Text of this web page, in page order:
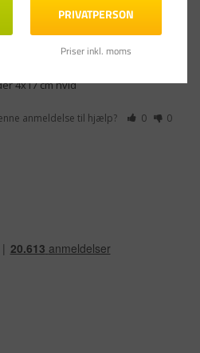
havde været mere brugbart.
4x17 cm hvid
anmeldelse til hjælp? 0 0
PRIVATPERSON
Priser inkl. moms